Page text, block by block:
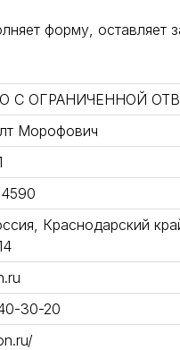
форму, оставляет
С ОГРАНИЧЕННОЙ
Морофович
Краснодарский
30-20